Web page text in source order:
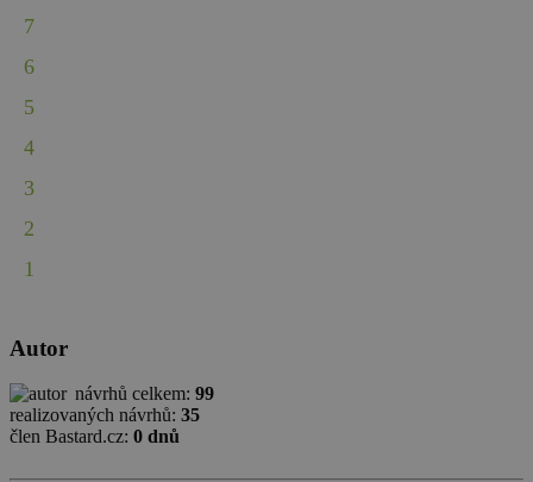
7
6
5
4
3
2
1
Autor
návrhů celkem:99
realizovaných návrhů: 35
člen Bastard.cz: 0 dnů